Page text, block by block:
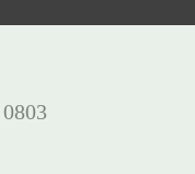
0803